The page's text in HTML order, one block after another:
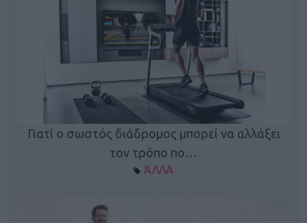
Γιατί ο σωστός διάδρομος μπορεί να αλλάξει
τον τρόπο πο…
ΆΛΛΑ